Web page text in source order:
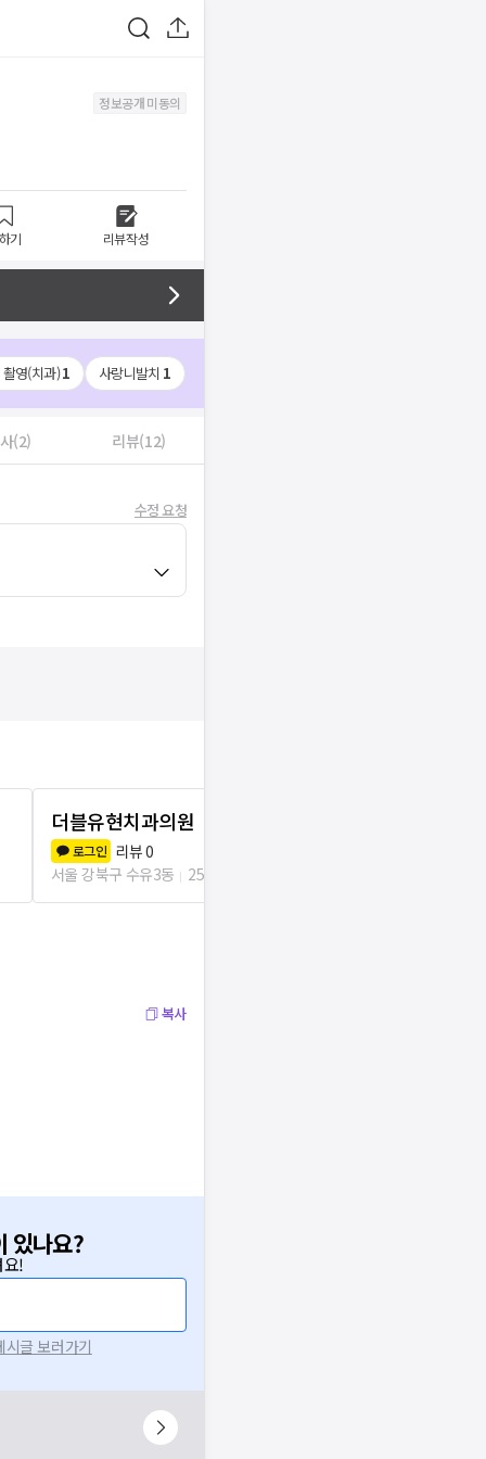
정보공개 미동의
기 리뷰작성
영(치과)1 사랑니발치 1
(2) 리뷰(12)
수정 요청
더블유현치과의원
로그인 리뷰0
서울 강북구 수유3동
25m
복사
있나요?
요!
글 보러가기